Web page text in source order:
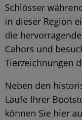
Schlösser
in dieser Region
die
Cahors und
Tierzeichnungen
Neben den
Laufe Ihrer
können Sie hier